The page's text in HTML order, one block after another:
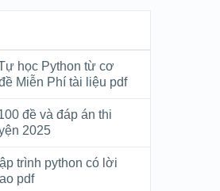
học Python từ cơ
Miễn Phí tài liệu pdf
đề và đáp án thi
2025
trình python có lời
pdf